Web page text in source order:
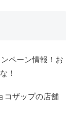
ペーン情報！お
！
コザップの店舗